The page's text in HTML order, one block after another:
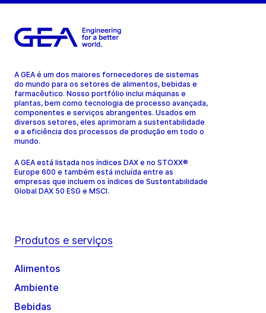
A GEA é um dos maiores fornecedores de sistemas
do mundo para os setores de alimentos, bebidas e
farmacêutico. Nosso portfólio inclui máquinas e
plantas, bem como tecnologia de processo avançada,
componentes e serviços abrangentes. Usados em
diversos setores, eles aprimoram a sustentabilidade
e a eficiência dos processos de produção em todo o
mundo.
A GEA está listada nos índices DAX e no STOXX®
Europe 600 e também está incluída entre as
empresas que incluem os índices de Sustentabilidade
Global DAX 50 ESG e MSCI.
Produtos e serviços
Alimentos
Ambiente
Bebidas